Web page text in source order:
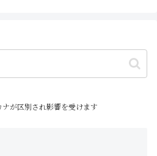
が区別され影響を受けます